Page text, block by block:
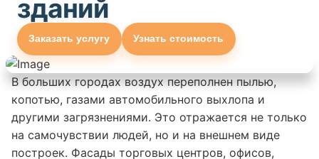
зданий
Заказать услугу Узнать стоимость
В больших городах воздух переполнен пылью,
копотью, газами автомобильного выхлопа и
другими загрязнениями. Это отражается не только
на самочувствии людей, но и на внешнем виде
построек. Фасады торговых центров, офисов,